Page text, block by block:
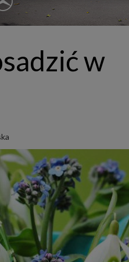
siebie usług internetowych
o prawnie uzasadniony, wspólny interes
zgody z Twojej strony, ale możesz
osobowych
danych są podmioty z Grupy SAGIER
o którą wyżej prosimy, administratorami
Zaufanych Partnerów możesz sprawdzić w
zmodyfikować lub cofnąć swoje zgody.
w następujących celach:
umowę o realizację danej usługi (np.
w oparciu o treść regulaminu tego
w